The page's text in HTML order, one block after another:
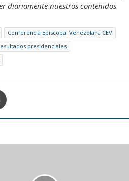
diariamente nuestros contenidos
Conferencia Episcopal Venezolana CEV
presidenciales